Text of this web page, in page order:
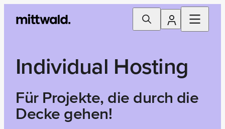
Individual Hosting
Für Projekte, die durch die
Decke gehen!